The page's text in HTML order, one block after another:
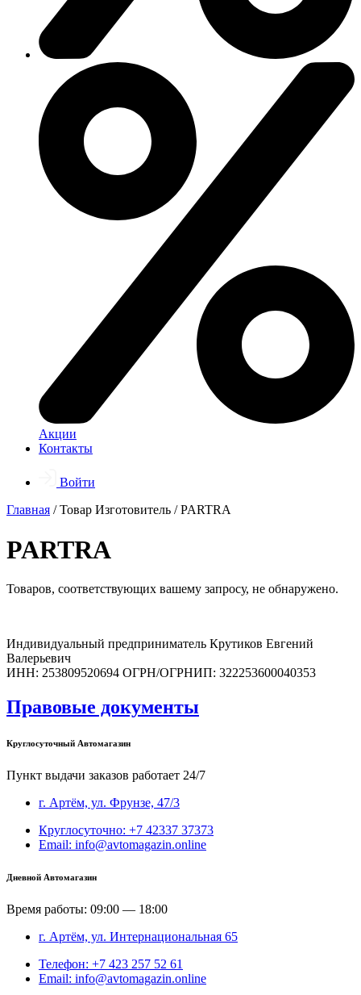
Акции
Контакты
Войти
Главная / Товар Изготовитель / PARTRA
PARTRA
Товаров, соответствующих вашему запросу, не обнаружено.
Индивидуальный предприниматель Крутиков Евгений
Валерьевич
ИНН: 253809520694 ОГРН/ОГРНИП: 322253600040353
Правовые документы
Круглосуточный Автомагазин
Пункт выдачи заказов работает 24/7
г. Артём, ул. Фрунзе, 47/3
Круглосуточно: +7 42337 37373
Email: info@avtomagazin.online
Дневной Автомагазин
Время работы: 09:00 — 18:00
г. Артём, ул. Интернациональная 65
Телефон: +7 423 257 52 61
Email: info@avtomagazin.online